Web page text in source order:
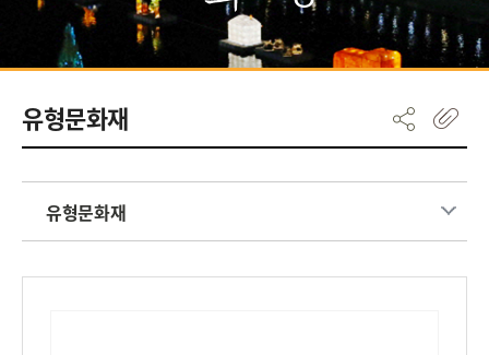
유형문화재
유형문화재